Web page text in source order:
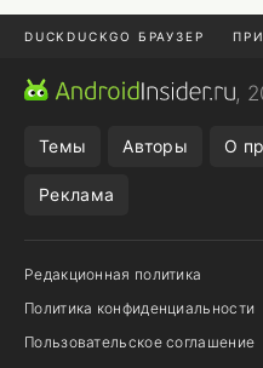
DUCKDUCKGO БРАУЗЕР
ПРИЛОЖЕНИЯ ANDROID
,
Темы Авторы О
Реклама
Редакционная политика
Политика конфиденциальности
Пользовательское соглашение